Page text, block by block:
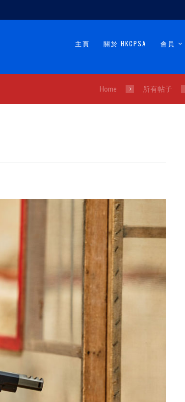
主頁 關於 HKCPSA 會員
Home 所有帖子